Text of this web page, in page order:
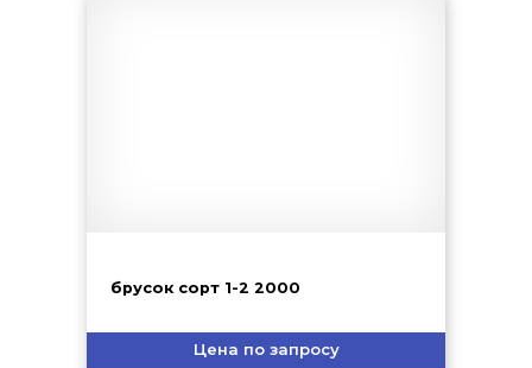
брусок сорт 1-2 2000
Цена по запросу